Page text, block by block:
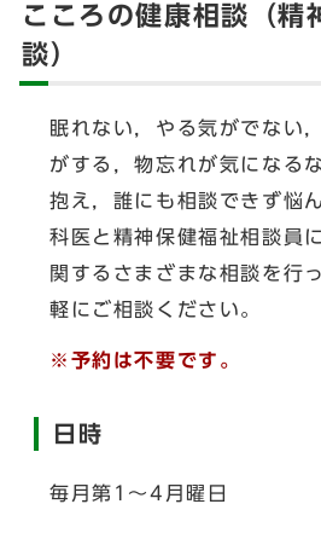
こころの健康相談（精
談）
眠れない，やる気がでない
がする，物忘れが気になる
抱え，誰にも相談できず悩
科医と精神保健福祉相談員
関するさまざまな相談を行
軽にご相談ください。
※予約は不要です。
日時
毎月第1～4月曜日